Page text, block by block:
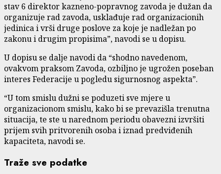
stav 6 direktor kazneno-popravnog zavoda je dužan da
organizuje rad zavoda, usklađuje rad organizacionih
jedinica i vrši druge poslove za koje je nadležan po
zakonu i drugim propisima”, navodi se u dopisu.
U dopisu se dalje navodi da “shodno navedenom,
ovakvom praksom Zavoda, ozbiljno je ugrožen poseban
interes Federacije u pogledu sigurnosnog aspekta”.
“U tom smislu dužni se poduzeti sve mjere u
organizacionom smislu, kako bi se prevazišla trenutna
situacija, te ste u narednom periodu obavezni izvršiti
prijem svih pritvorenih osoba i iznad predviđenih
kapaciteta, navodi se.
Traže sve podatke